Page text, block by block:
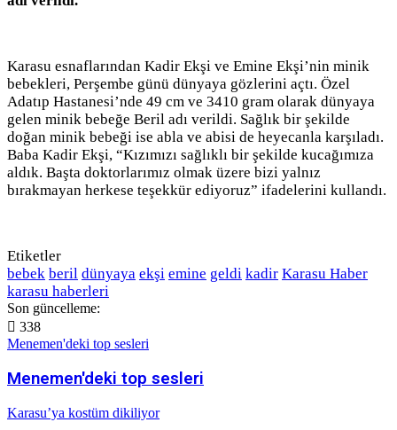
Karasu esnaflarından Kadir Ekşi ve Emine Ekşi’nin minik
bebekleri, Perşembe günü dünyaya gözlerini açtı. Özel
Adatıp Hastanesi’nde 49 cm ve 3410 gram olarak dünyaya
gelen minik bebeğe Beril adı verildi. Sağlık bir şekilde
doğan minik bebeği ise abla ve abisi de heyecanla karşıladı.
Baba Kadir Ekşi, “Kızımızı sağlıklı bir şekilde kucağımıza
aldık. Başta doktorlarımız olmak üzere bizi yalnız
bırakmayan herkese teşekkür ediyoruz” ifadelerini kullandı.
Etiketler
bebek beril dünyaya ekşi emine geldi kadir Karasu Haber
karasu haberleri
Son güncelleme:
338
Menemen'deki top sesleri
Menemen'deki top sesleri
Karasu’ya kostüm dikiliyor